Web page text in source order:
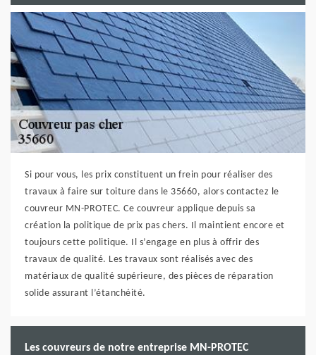
Si pour vous, les prix constituent un frein pour réaliser des
travaux à faire sur toiture dans le 35660, alors contactez le
couvreur MN-PROTEC. Ce couvreur applique depuis sa
création la politique de prix pas chers. Il maintient encore et
toujours cette politique. Il s’engage en plus à offrir des
travaux de qualité. Les travaux sont réalisés avec des
matériaux de qualité supérieure, des pièces de réparation
solide assurant l’étanchéité.
Les couvreurs de notre entreprise MN-PROTEC